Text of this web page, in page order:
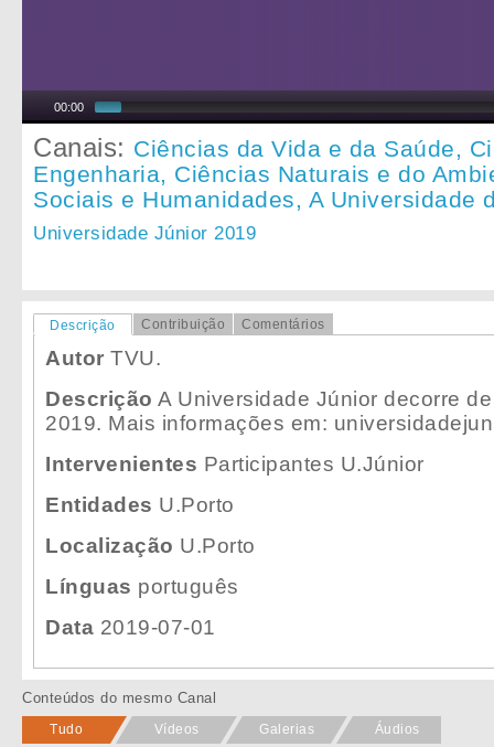
00:00
Canais: Ciências da Vida e da Saúde,
Engenharia, Ciências Naturais e do
Sociais e Humanidades, A Universidade
Universidade Júnior 2019
Descrição Contribuição Comentários
Autor TVU.
Descrição A Universidade Júnior decorre
2019. Mais informações em:
Intervenientes Participantes U.Júnior
Entidades U.Porto
Localização U.Porto
Línguas português
Data 2019-07-01
Conteúdos do mesmo Canal
Tudo Vídeos Galerias Áudios